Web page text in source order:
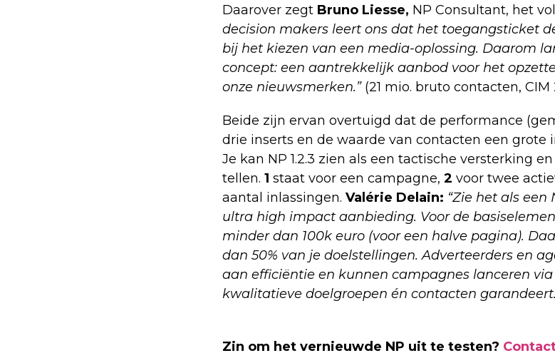
Daarover zegt Bruno Liesse, NP Consultant, het
decision makers leert ons dat het toegangsticket
bij het kiezen van een media-oplossing. Daarom
concept: een aantrekkelijk aanbod voor het
onze nieuwsmerken.” (21 mio. bruto contacten,
Beide zijn ervan overtuigd dat de performance
drie inserts en de waarde van contacten een grote
Je kan NP 1.2.3 zien als een tactische versterking
tellen. 1 staat voor een campagne, 2 voor twee
aantal inlassingen. Valérie Delain: “Zie het als
ultra high impact aanbieding. Voor de
minder dan 100k euro (voor een halve pagina).
dan 50% van je doelstellingen. Adverteerders en
aan efficiëntie en kunnen campagnes lanceren
kwalitatieve doelgroepen én contacten
Zin om het vernieuwde NP uit te testen?